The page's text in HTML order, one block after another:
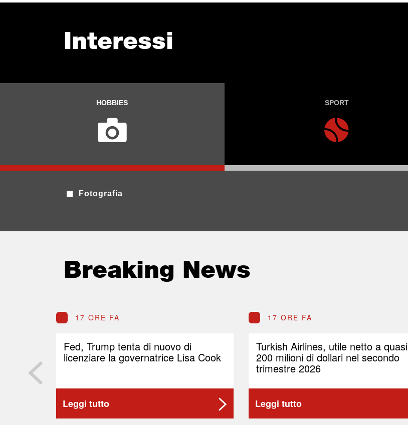
Interessi
HOBBIES SPORT
Fotografia
Breaking News
17 ORE FA
Fed, Trump tenta di nuovo di
licenziare la governatrice Lisa Cook
Leggi tutto
17 ORE FA
Turkish Airlines, utile netto a quasi
200 milioni di dollari nel secondo
trimestre 2026
Leggi tutto